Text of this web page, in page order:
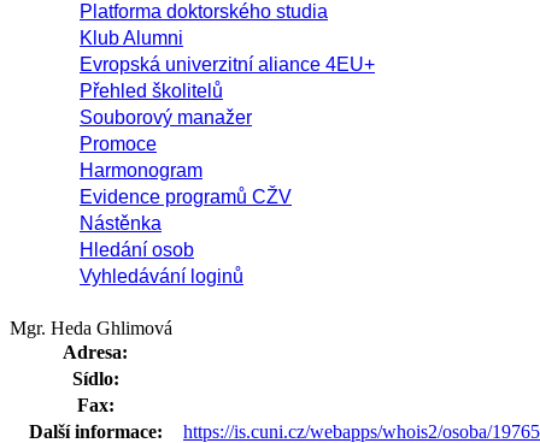
Platforma doktorského studia
Klub Alumni
Evropská univerzitní aliance 4EU+
Přehled školitelů
Souborový manažer
Promoce
Harmonogram
Evidence programů CŽV
Nástěnka
Hledání osob
Vyhledávání loginů
Mgr. Heda Ghlimová
Adresa:
Sídlo:
Fax:
Další informace:
https://is.cuni.cz/webapps/whois2/osoba/